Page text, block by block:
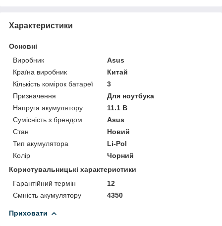
Характеристики
Основні
Виробник
Asus
Країна виробник
Китай
Кількість комірок батареї
3
Призначення
Для ноутбука
Напруга акумулятору
11.1 В
Сумісність з брендом
Asus
Стан
Новий
Тип акумулятора
Li-Pol
Колір
Чорний
Користувальницькі характеристики
Гарантійний термін
12
Ємність акумулятору
4350
Приховати